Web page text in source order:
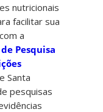
nutricionais
facilitar sua
a
Pesquisa
Santa
pesquisas